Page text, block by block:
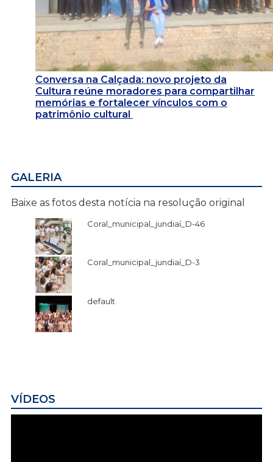
Conversa na Calçada: novo projeto da
Cultura reúne moradores para compartilhar
memórias e fortalecer vínculos com o
patrimônio cultural
GALERIA
Baixe as fotos desta notícia na resolução original
Coral_municipal_jundiaí_D-46
Coral_municipal_jundiaí_D-3
default
VÍDEOS